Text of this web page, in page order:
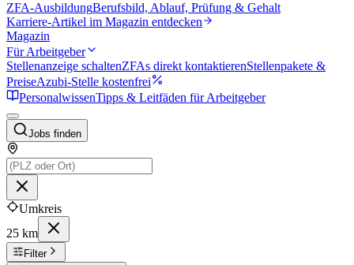
ZFA-AusbildungBerufsbild, Ablauf, Prüfung & Gehalt
Karriere-Artikel im Magazin entdecken
Magazin
Für Arbeitgeber
Stellenanzeige schaltenZFAs direkt kontaktierenStellenpakete &
PreiseAzubi-Stelle kostenfrei
PersonalwissenTipps & Leitfäden für Arbeitgeber
Jobs finden
Umkreis
25 km
Filter